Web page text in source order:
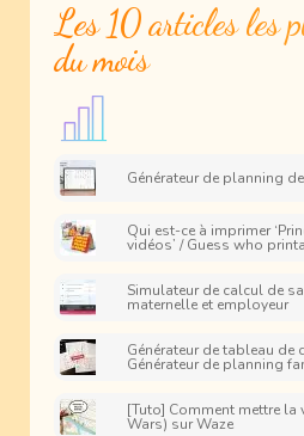
Les 10 articles les
du mois
Générateur de planning
Qui est-ce à imprimer
vidéos’ / Guess who
Simulateur de calcul de
maternelle et employeur
Générateur de tableau de
Générateur de planning
[Tuto] Comment mettre la
Wars) sur Waze